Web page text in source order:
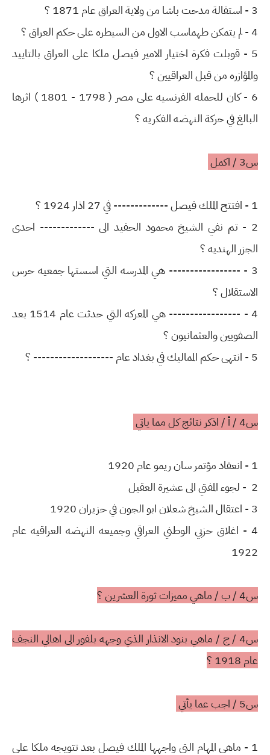
3 - استقالة مدحت باشا من ولاية العراق عام 1871 ؟
4 - لم يتمكن طهماسب الاول من السيطره على حكم العراق ؟
5 - قوبلت فكرة اختيار الامير فيصل ملكا على العراق بالتاييد
والمؤازره من قبل العراقيين ؟
6 - كان للحمله الفرنسيه على مصر ( 1798 - 1801 ) اثرها
البالغ في حركة النهضه الفكريه ؟
س3 / اكمل
1 - افتتح الملك فيصل ------------- في 27 اذار 1924 ؟
2 - تم نفي الشيخ محمود الحفيد الى ------------- احدى
الجزر الهنديه ؟
3 - ----------------- هي المدرسه التي اسستها جمعيه حرس
الاستقلال ؟
4 - ----------------- هي المعركه التي حدثت عام 1514 بعد
الصفويين والعثمانيون ؟
5 - انتهى حكم المماليك في بغداد عام ------------------- ؟
س4 / أ / اذكر نتائج كل مما ياتي
1 - انعقاد مؤتمر سان ريمو عام 1920
2 - لجوء المفتي الى عشيرة العقيل
3 - اعتقال الشيخ شعلان ابو الجون في حزيران 1920
4 - اغلاق حزبي الوطني العراقي وجميعه النهضه العراقيه عام
1922
س4 / ب / ماهي مميزات ثورة العشرين ؟
س4 / ج / ماهي بنود الانذار الذي وجهه بلفور الى اهالي النجف
عام 1918 ؟
س5 / اجب عما يأتي
1 - ماهي المهام التي واجهها الملك فيصل بعد تتويجه ملكا على